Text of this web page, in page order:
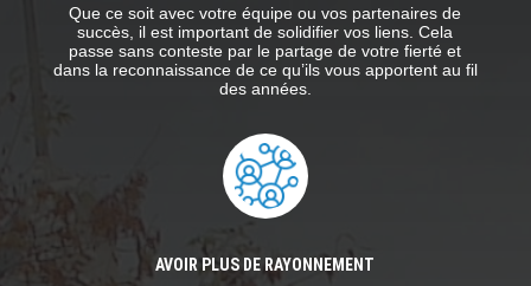
Que ce soit avec votre équipe ou vos partenaires de
succès, il est important de solidifier vos liens. Cela
passe sans conteste par le partage de votre fierté et
dans la reconnaissance de ce qu’ils vous apportent au fil
des années.
AVOIR PLUS DE RAYONNEMENT